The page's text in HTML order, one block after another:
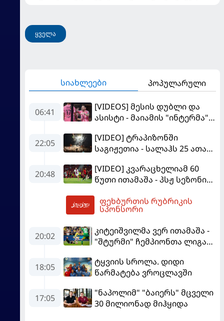
ყველა
სიახლეები პოპულარული
06:41
[VIDEOS] მესის დუბლი და
ასისტი - მაიამის "ინტერმა"
22:05
[VIDEO] ტრაპიზონში
საგიჟეთია - სალაჰს 25 ათასი
20:48
[VIDEO] კვარაცხელიამ 60
წუთი ითამაშა - პსჟ სეზონის
"მალიორკასთან"
დამარცხდა
ფეხბურთის რუბრიკის
სპონსორი
20:02
კიტეიშვილმა ვერ ითამაშა -
"შტურმი" ჩემპიონთა ლიგაზე
დამარცხდა
18:05
ტყვიის სროლა. დიდი
წარმატება ვროცლავში
17:05
"ნაპოლიმ" "ბაიერს" მცველი
30 მილიონად მიჰყიდა